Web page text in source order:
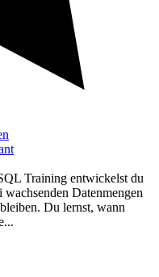
Training entwickelst du
Datenmengen
Du lernst, wann